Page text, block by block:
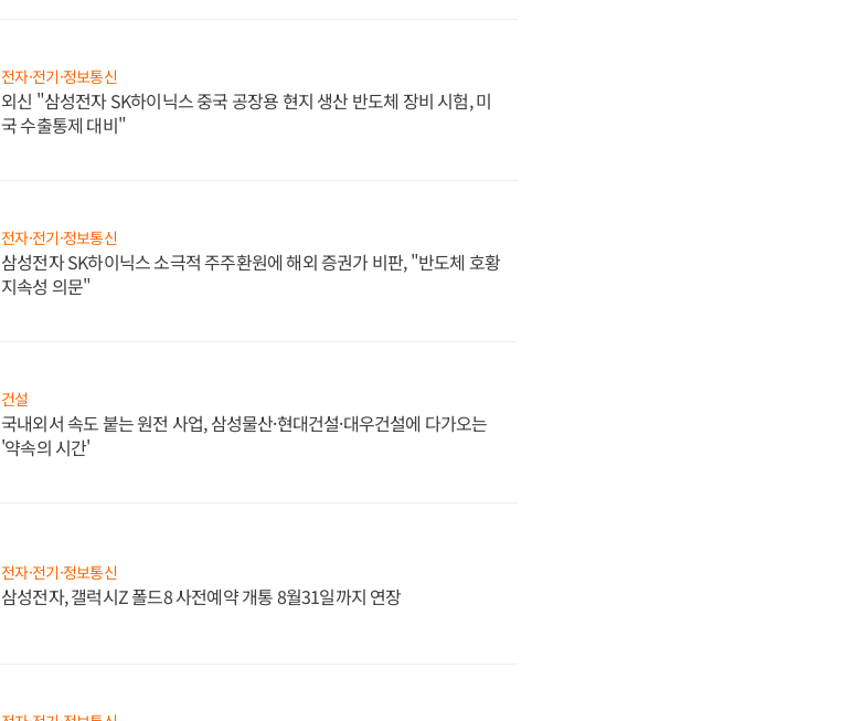
전자·전기·정보통신
외신 "삼성전자 SK하이닉스 중국 공장용 현지 생산 반도체 장비 시험, 미
국 수출통제 대비"
전자·전기·정보통신
삼성전자 SK하이닉스 소극적 주주환원에 해외 증권가 비판, "반도체 호황
지속성 의문"
건설
국내외서 속도 붙는 원전 사업, 삼성물산·현대건설·대우건설에 다가오는
'약속의 시간'
전자·전기·정보통신
삼성전자, 갤럭시Z 폴드8 사전예약 개통 8월31일까지 연장